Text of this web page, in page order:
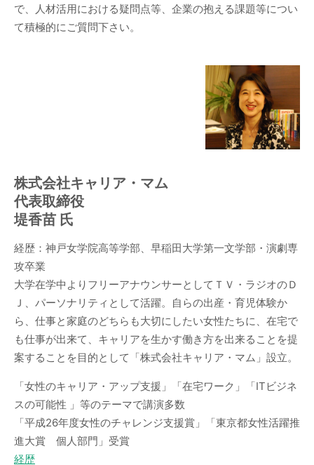
で、人材活用における疑問点等、企業の抱える課題等につい
て積極的にご質問下さい。
株式会社キャリア・マム
代表取締役
堤香苗 氏
経歴：神戸女学院高等学部、早稲田大学第一文学部・演劇専
攻卒業
大学在学中よりフリーアナウンサーとしてＴＶ・ラジオのＤ
Ｊ、パーソナリティとして活躍。自らの出産・育児体験か
ら、仕事と家庭のどちらも大切にしたい女性たちに、在宅で
も仕事が出来て、キャリアを生かす働き方を出来ることを提
案することを目的として「株式会社キャリア・マム」設立。
「女性のキャリア・アップ支援」「在宅ワーク」「ITビジネ
スの可能性 」等のテーマで講演多数
「平成26年度女性のチャレンジ支援賞」「東京都女性活躍推
進大賞 個人部門」受賞
経歴